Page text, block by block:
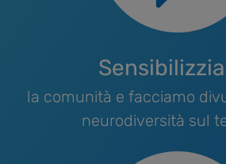
la comunità e facciamo
neurodiversità sul